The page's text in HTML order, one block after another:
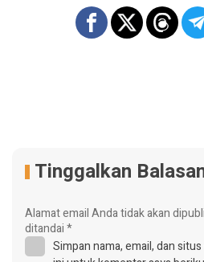
Tinggalkan
Alamat email Anda tidak akan
ditandai*
Simpan nama, email, dan